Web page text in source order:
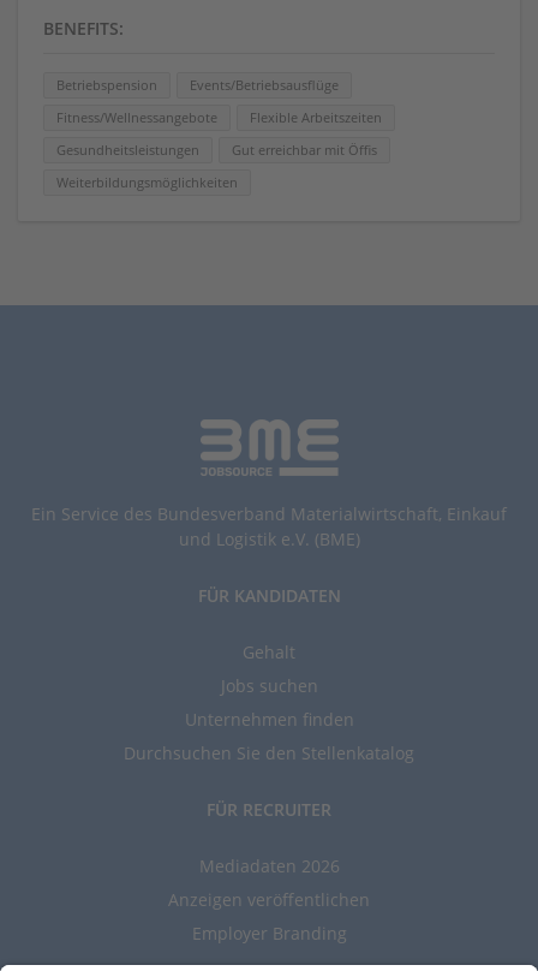
BENEFITS:
Betriebspension
Events/Betriebsausflüge
Fitness/Wellnessangebote
Flexible Arbeitszeiten
Gesundheitsleistungen
Gut erreichbar mit Öffis
Weiterbildungsmöglichkeiten
Ein Service des Bundesverband Materialwirtschaft, Einkauf
und Logistik e.V. (BME)
FÜR KANDIDATEN
Gehalt
Jobs suchen
Unternehmen finden
Durchsuchen Sie den Stellenkatalog
FÜR RECRUITER
Mediadaten 2026
Anzeigen veröffentlichen
Employer Branding